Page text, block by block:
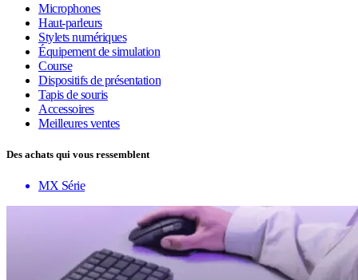
Microphones
Haut-parleurs
Stylets numériques
Équipement de simulation
Course
Dispositifs de présentation
Tapis de souris
Accessoires
Meilleures ventes
Des achats qui vous ressemblent
MX Série